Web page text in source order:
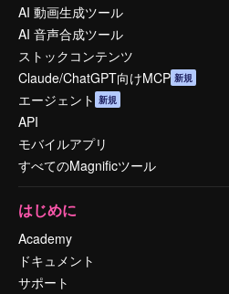
AI 動画生成ツール
AI 音声合成ツール
ストックコンテンツ
Claude/ChatGPT向けMCP 新規
エージェント 新規
API
モバイルアプリ
すべてのMagnificツール
はじめに
Academy
ドキュメント
サポート